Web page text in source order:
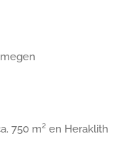
750 m² en Heraklith